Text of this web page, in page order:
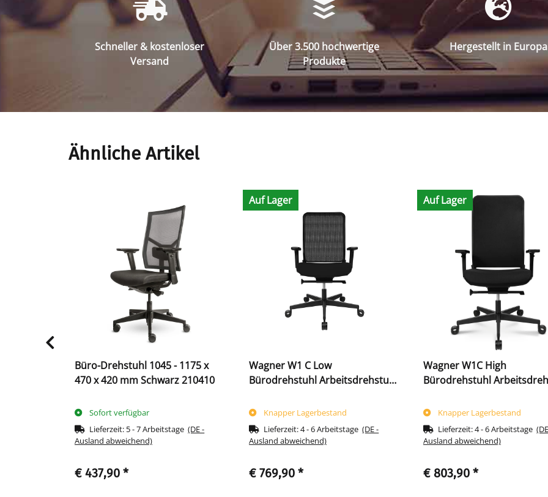
Schneller & kostenloser
Versand
Über 3.500 hochwertige
Produkte
Hergestellt in Europa
Ähnliche Artikel
Büro-Drehstuhl 1045 - 1175 x
470 x 420 mm Schwarz 210410
Sofort verfügbar
Lieferzeit: 5 - 7 Arbeitstage(DE -
Ausland abweichend)
€ 437,90 *
Auf Lager
Wagner W1 C Low
Bürodrehstuhl Arbeitsdrehstuhl
Knapper Lagerbestand
Lieferzeit:4 - 6 Arbeitstage(DE -
Ausland abweichend)
€ 769,90 *
Auf Lager
Wagner W1C High
Bürodrehstuhl
Knapper Lagerbestand
Lieferzeit:4 - 6 Arbeitstage
Ausland abweichend)
€ 803,90 *